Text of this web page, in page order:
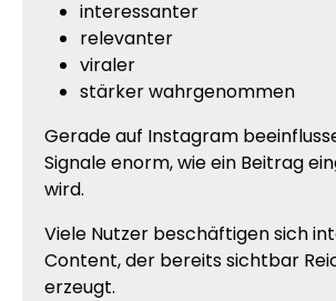
interessanter
relevanter
viraler
stärker wahrgenommen
Gerade auf Instagram
Signale enorm, wie ein Beitrag
wird.
Viele Nutzer beschäftigen sich
Content, der bereits sichtbar
erzeugt.